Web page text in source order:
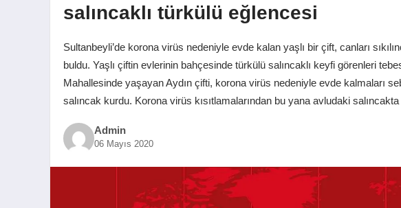
salıncaklı türkülü eğlencesi
Sultanbeyli’de korona virüs nedeniyle evde kalan yaşlı bir çift, canları
buldu. Yaşlı çiftin evlerinin bahçesinde türkülü salıncaklı keyfi görenleri
Mahallesinde yaşayan Aydın çifti, korona virüs nedeniyle evde kalmaları
salıncak kurdu. Korona virüs kısıtlamalarından bu yana avludaki
Admin
06 Mayıs 2020